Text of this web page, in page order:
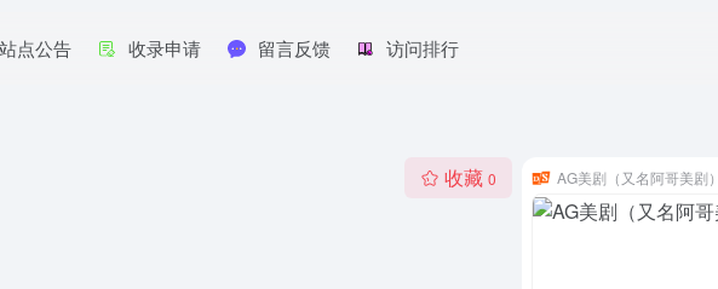
站点公告 收录申请 留言反馈 访问排行
收藏 0 AG美剧（又名阿哥美剧）